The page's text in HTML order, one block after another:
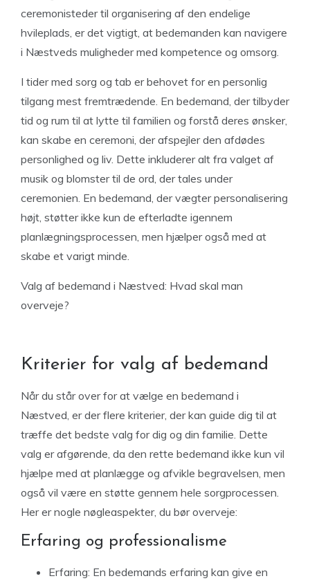
ceremonisteder til organisering af den endelige
hvileplads, er det vigtigt, at bedemanden kan navigere
i Næstveds muligheder med kompetence og omsorg.
I tider med sorg og tab er behovet for en personlig
tilgang mest fremtrædende. En bedemand, der tilbyder
tid og rum til at lytte til familien og forstå deres ønsker,
kan skabe en ceremoni, der afspejler den afdødes
personlighed og liv. Dette inkluderer alt fra valget af
musik og blomster til de ord, der tales under
ceremonien. En bedemand, der vægter personalisering
højt, støtter ikke kun de efterladte igennem
planlægningsprocessen, men hjælper også med at
skabe et varigt minde.
Valg af bedemand i Næstved: Hvad skal man
overveje?
Kriterier for valg af bedemand
Når du står over for at vælge en bedemand i
Næstved, er der flere kriterier, der kan guide dig til at
træffe det bedste valg for dig og din familie. Dette
valg er afgørende, da den rette bedemand ikke kun vil
hjælpe med at planlægge og afvikle begravelsen, men
også vil være en støtte gennem hele sorgprocessen.
Her er nogle nøgleaspekter, du bør overveje:
Erfaring og professionalisme
Erfaring: En bedemands erfaring kan give en